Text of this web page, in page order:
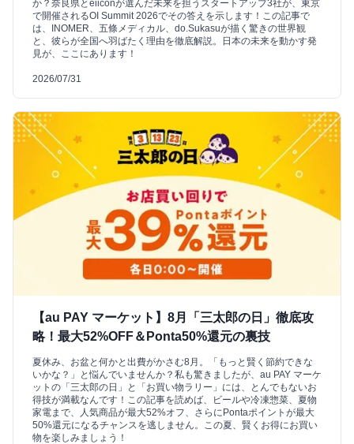
か？奈良県とeiiconが選んだ未来を担うスタートアップ3社が、東京
で開催されるOI Summit 2026でその答えを示します！この記事で
は、INOMER、五條メディカル、do.Sukasuが描く驚きの世界観
と、彼らが全国へ羽ばたく理由を徹底解説。日本の未来を動かす発
見が、ここにあります！
2026/07/31
【au PAY マーケット】8月「三太郎の日」徹底攻
略！最大52%OFF＆Ponta50%還元の裏技
夏休み、お盆と何かと出費がかさむ8月。「もっと賢く節約できな
いかな？」と悩んでいませんか？私も驚きましたが、au PAY マーケ
ットの「三太郎の日」と「お買い物ラリー」には、とんでもないお
得技が満載なんです！この記事を読めば、ビールや冷凍惣菜、夏物
家電まで、人気商品が最大52%オフ、さらにPontaポイントが最大
50%還元になるチャンスを逃しません。この夏、賢くお得にお買い
物を楽しみましょう！